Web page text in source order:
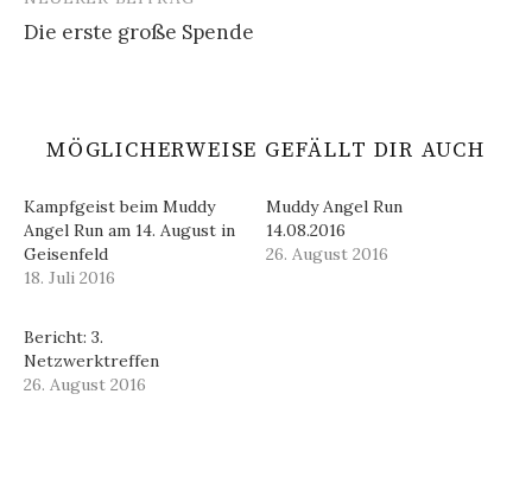
Die erste große Spende
MÖGLICHERWEISE GEFÄLLT DIR AUCH
Kampfgeist beim Muddy
Angel Run am 14. August in
Geisenfeld
18. Juli 2016
Muddy Angel Run
14.08.2016
26. August 2016
Bericht: 3.
Netzwerktreffen
26. August 2016